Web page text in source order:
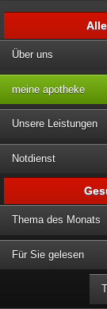
Über uns
meine apotheke
Unsere Leistungen
Notdienst
Thema des Monats
Für Sie gelesen